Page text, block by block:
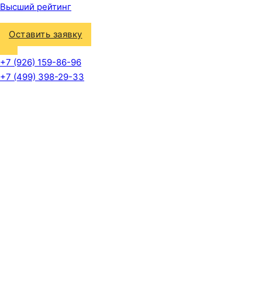
Высший рейтинг
Оставить заявку
+7 (926) 159-86-96
+7 (499) 398-29-33